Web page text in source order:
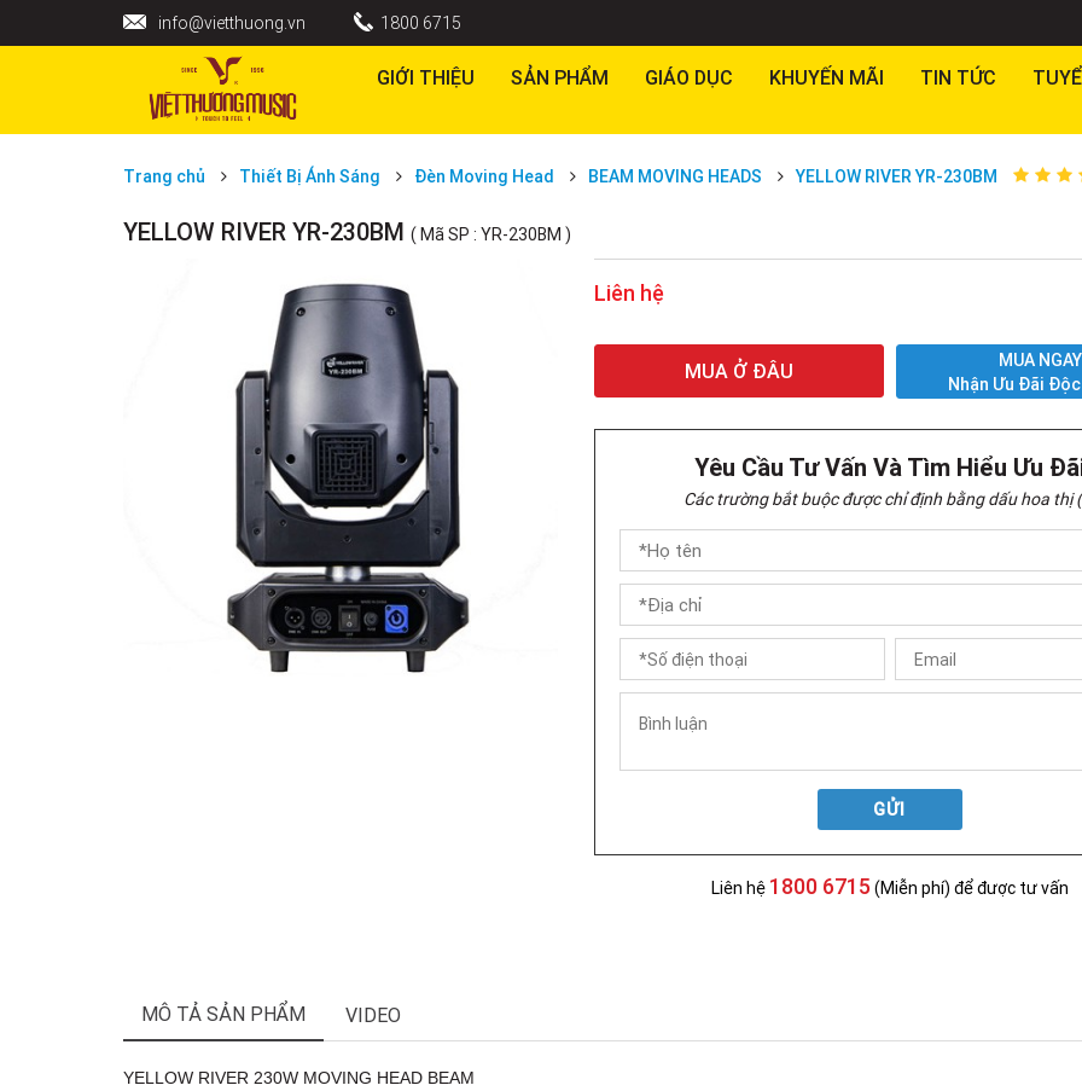
info@vietthuong.vn 1800 6715
GIỚI THIỆU SẢN PHẨM GIÁO DỤC KHUYẾN MÃI TIN TỨC
Trang chủ Thiết Bị Ánh Sáng Đèn Moving Head BEAM MOVING HEADS YELLOW RIVER YR-230BM
YELLOW RIVER YR-230BM ( Mã SP : YR-230BM )
Liên hệ
MUA Ở ĐÂU
MUA NGAY
Nhận Ưu Đãi Độc
Yêu Cầu Tư Vấn Và Tìm Hiểu Ưu
Các trường bắt buộc được chỉ định bằng dấu hoa thị
GỬI
Liên hệ 1800 6715 (Miễn phí) để được tư vấn
MÔ TẢ SẢN PHẨM VIDEO
YELLOW RIVER 230W MOVING HEAD BEAM